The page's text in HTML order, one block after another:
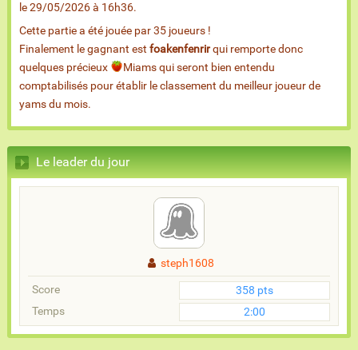
le 29/05/2026 à 16h36.
Cette partie a été jouée par 35 joueurs !
Finalement le gagnant est foakenfenrirqui remporte donc
quelques précieux
Miams qui seront bien entendu
comptabilisés pour établir le classement du meilleur joueur de
yams du mois.
Le leader du jour
steph1608
Score
358 pts
Temps
2:00